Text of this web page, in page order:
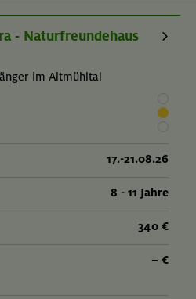
- Naturfreundehaus
im Altmühltal
17.-21.08.26
8 - 11 Jahre
340 €
– €